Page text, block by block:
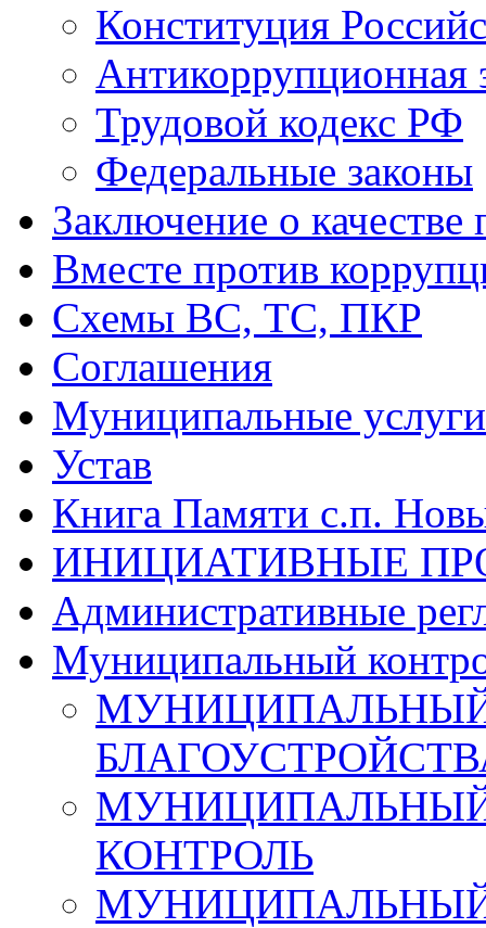
Конституция
Антикоррупционная
Трудовой кодекс РФ
Федеральные законы
Заключение о качестве
Вместе против
Схемы ВС, ТС, ПКР
Соглашения
Муниципальные
Устав
Книга Памяти с.п.
ИНИЦИАТИВНЫЕ
Административные
Муниципальный
КОНТРОЛЬ